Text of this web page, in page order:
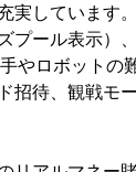
実しています
プール表示）
やロボットの
招待、観戦モ